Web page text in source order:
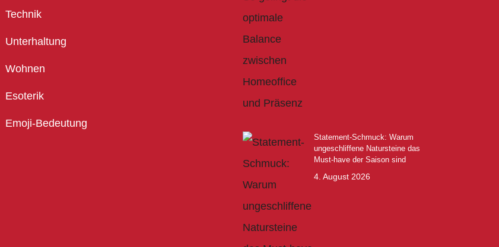
Technik
Unterhaltung
Wohnen
Esoterik
Emoji-Bedeutung
Statement-Schmuck: Warum
ungeschliffene Natursteine das
Must-have der Saison sind
4. August 2026